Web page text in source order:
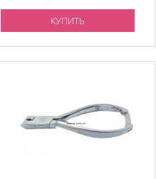
КУПИТЬ